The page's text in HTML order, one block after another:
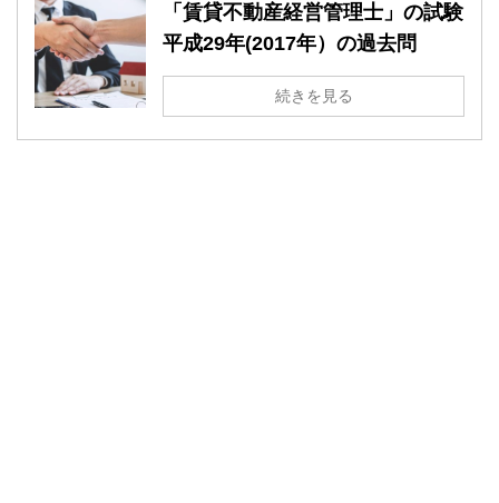
「賃貸不動産経営管理士」の試験
平成29年(2017年）の過去問
続きを見る